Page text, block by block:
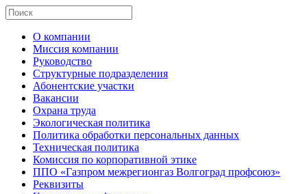
О компании
Миссия компании
Руководство
Структурные подразделения
Абонентские участки
Вакансии
Охрана труда
Экологическая политика
Политика обработки персональных данных
Техническая политика
Комиссия по корпоративной этике
ППО «Газпром межрегионгаз Волгоград профсоюз»
Реквизиты